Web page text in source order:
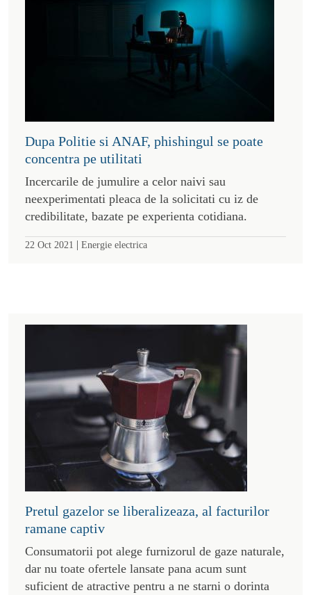
Dupa Politie si ANAF, phishingul se poate
concentra pe utilitati
Incercarile de jumulire a celor naivi sau
neexperimentati pleaca de la solicitati cu iz de
credibilitate, bazate pe experienta cotidiana.
22 Oct 2021 | Energie electrica
Pretul gazelor se liberalizeaza, al facturilor
ramane captiv
Consumatorii pot alege furnizorul de gaze naturale,
dar nu toate ofertele lansate pana acum sunt
suficient de atractive pentru a ne starni o dorinta